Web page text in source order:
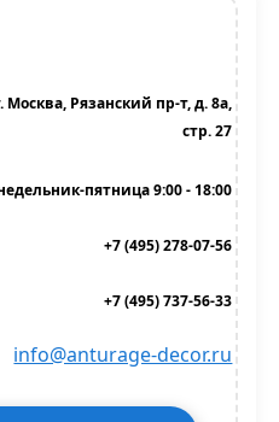
Москва, Рязанский пр-т, д. 8а,
стр. 27
пятница 9:00 - 18:00
+7 (495) 278-07-56
+7 (495) 737-56-33
info@anturage-decor.ru